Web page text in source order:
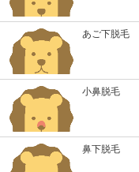
あご下脱毛
小鼻脱毛
鼻下脱毛